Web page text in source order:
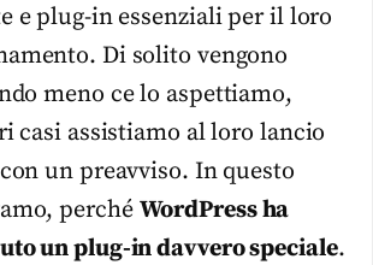
e plug-in essenziali per il loro
Di solito vengono
meno ce lo aspettiamo,
casi assistiamo al loro lancio
un preavviso. In questo
perché WordPress ha
un plug-in davvero speciale.